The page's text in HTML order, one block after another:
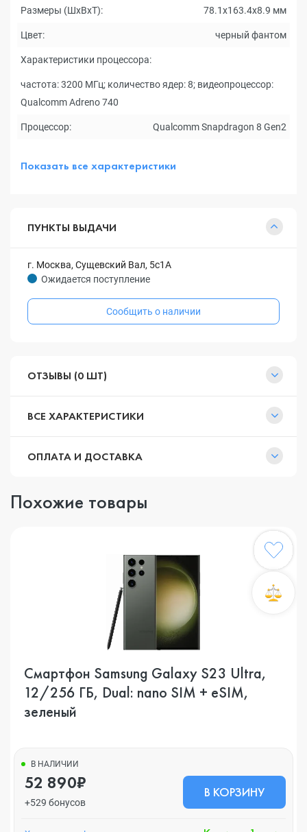
Размеры (ШxВxТ): 78.1x163.4x8.9 мм
Цвет: черный фантом
Характеристики процессора:
частота: 3200 МГц; количество ядер: 8; видеопроцессор:
Qualcomm Adreno 740
Процессор: Qualcomm Snapdragon 8 Gen2
Показать все характеристики
ПУНКТЫ ВЫДАЧИ
г. Москва, Сущевский Вал, 5с1А
Ожидается поступление
Сообщить о наличии
ОТЗЫВЫ (0 ШТ)
ВСЕ ХАРАКТЕРИСТИКИ
ОПЛАТА И ДОСТАВКА
Похожие товары
Смартфон Samsung Galaxy S23 Ultra,
12/256 ГБ, Dual: nano SIM + eSIM,
зеленый
В НАЛИЧИИ
52 890₽
+529 бонусов
В КОРЗИНУ